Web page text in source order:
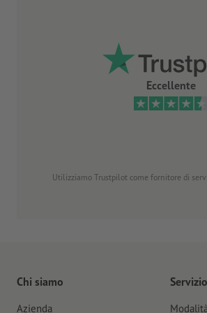
Eccellente
Utilizziamo Trustpilot come fornitore di
Chi siamo
Azienda
Servizio